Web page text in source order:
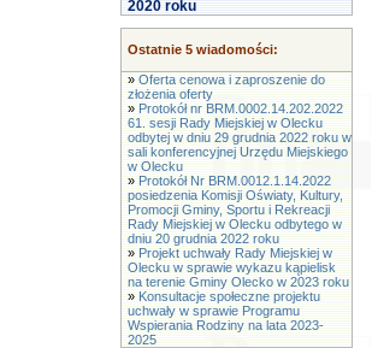
2020 roku
Ostatnie 5 wiadomości:
» Oferta cenowa i zaproszenie do
złożenia oferty
» Protokół nr BRM.0002.14.202.2022
61. sesji Rady Miejskiej w Olecku
odbytej w dniu 29 grudnia 2022 roku w
sali konferencyjnej Urzędu Miejskiego
w Olecku
» Protokół Nr BRM.0012.1.14.2022
posiedzenia Komisji Oświaty, Kultury,
Promocji Gminy, Sportu i Rekreacji
Rady Miejskiej w Olecku odbytego w
dniu 20 grudnia 2022 roku
» Projekt uchwały Rady Miejskiej w
Olecku w sprawie wykazu kąpielisk
na terenie Gminy Olecko w 2023 roku
» Konsultacje społeczne projektu
uchwały w sprawie Programu
Wspierania Rodziny na lata 2023-
2025